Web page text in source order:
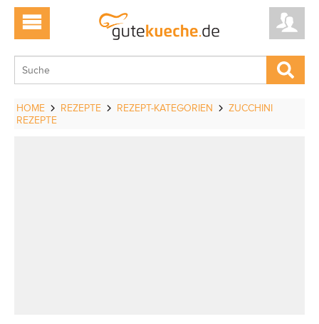
HOME REZEPTE REZEPT-KATEGORIEN
ZUCCHINI
REZEPTE